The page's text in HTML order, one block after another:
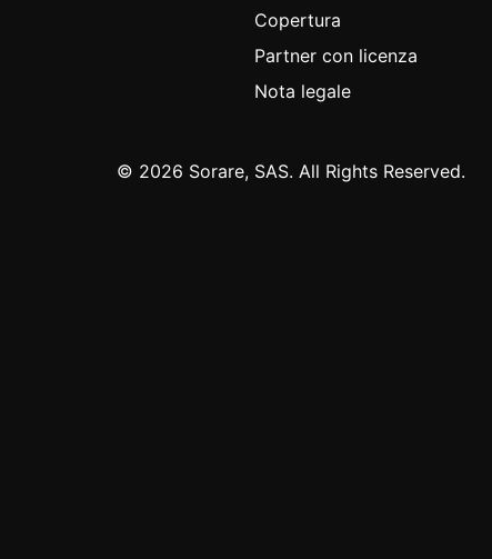
Copertura
Partner con licenza
Nota legale
© 2026 Sorare, SAS. All Rights Reserved.